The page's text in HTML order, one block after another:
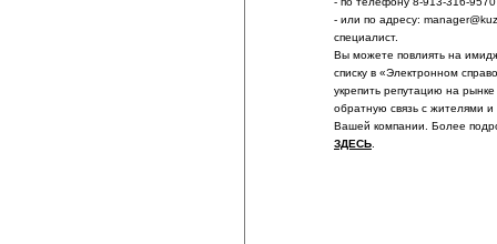
- или по адресу:
специалист.
Вы можете повлиять на
списку в «Электронном
укрепить репутацию на
обратную связь с жителями и
Вашей компании. Более
ЗДЕСЬ